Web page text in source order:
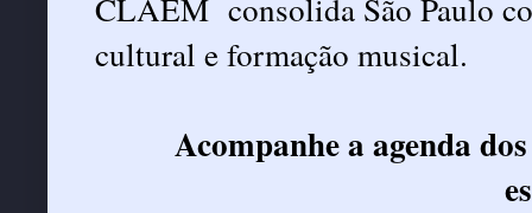
CLAEM consolida São Paulo
cultural e formação musical.
Acompanhe a agenda